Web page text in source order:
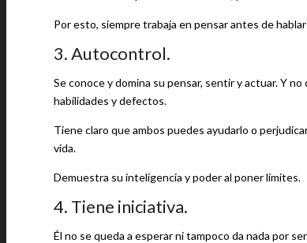
Por esto, siempre trabaja en pensar antes de
3. Autocontrol.
Se conoce y domina su pensar, sentir y actuar. Y
habilidades y defectos.
Tiene claro que ambos puedes ayudarlo o
vida.
Demuestra su inteligencia y poder al poner límites.
4. Tiene iniciativa.
Él no se queda a esperar ni tampoco da nada por